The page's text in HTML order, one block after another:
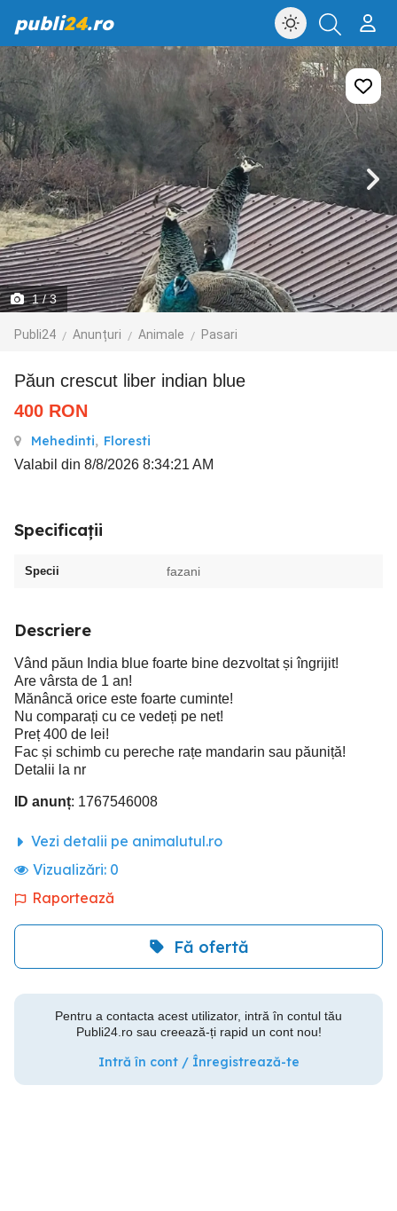
publi24.ro
1/ 3
Publi24 Anunțuri Animale Pasari
Păun crescut liber indian blue
400 RON
Mehedinti, Floresti
Valabil din 8/8/2026 8:34:21 AM
Specificații
Specii fazani
Descriere
Vând păun India blue foarte bine dezvoltat și îngrijit!
Are vârsta de 1 an!
Mănâncă orice este foarte cuminte!
Nu comparați cu ce vedeți pe net!
Preț 400 de lei!
Fac și schimb cu pereche rațe mandarin sau păuniță!
Detalii la nr
ID anunț: 1767546008
Vezi detalii pe animalutul.ro
Vizualizări: 0
Raportează
Fă ofertă
Pentru a contacta acest utilizator, intră în contul tău
Publi24.ro sau creează-ți rapid un cont nou!
Intră în cont / Înregistrează-te